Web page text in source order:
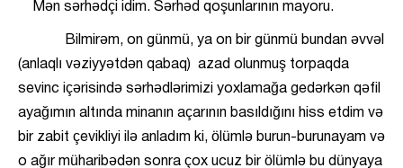
Mən sərhədçi idim. Sərhəd qoşunlarının mayoru.
Bilmirəm, on günmü, ya on bir günmü bundan əvvəl
(anlaqlı vəziyyətdən qabaq) azad olunmuş torpaqda
sevinc içərisində sərhədlərimizi yoxlamağa gedərkən qəfil
ayağımın altında minanın açarının basıldığını hiss etdim və
bir zabit çevikliyi ilə anladım ki, ölümlə burun-burunayam və
o ağır müharibədən sonra çox ucuz bir ölümlə bu dünyaya